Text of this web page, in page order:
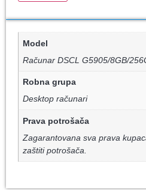
Model
Računar DSCL G5905/8GB/
Robna grupa
Desktop računari
Prava potrošača
Zagarantovana sva prava
zaštiti potrošača.